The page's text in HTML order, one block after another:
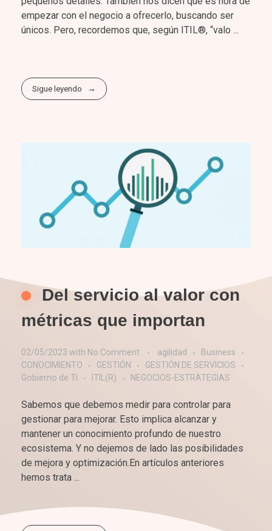
empezar con el negocio a ofrecerlo, buscando ser
únicos. Pero, recordemos que, según ITIL®, “valo ...
Sigue leyendo
Del servicio al valor con
métricas que importan
02/05/2023 with No Comment agilidad
Business
CONOCIMIENTO
GESTIÓN
GESTIÓN DE SERVICIOS
Gobierno de TI
ITIL(R) NEGOCIOS-ESTRATEGIAS
Sabemos que debemos medir para controlar para
gestionar para mejorar. Esto implica alcanzar y
mantener un conocimiento profundo de nuestro
ecosistema. Y no dejemos de lado las posibilidades
de mejora y optimización.En artículos anteriores
hemos trata ...